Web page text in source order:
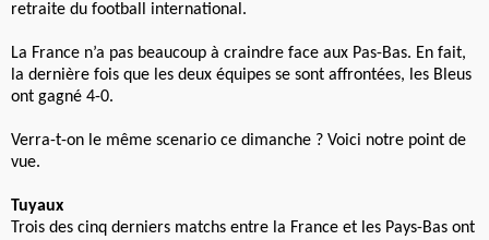
retraite du football international.
La France n’a pas beaucoup à craindre face aux Pas-Bas. En fait,
la dernière fois que les deux équipes se sont affrontées, les Bleus
ont gagné 4-0.
Verra-t-on le même scenario ce dimanche ? Voici notre point de
vue.
Tuyaux
Trois des cinq derniers matchs entre la France et les Pays-Bas ont